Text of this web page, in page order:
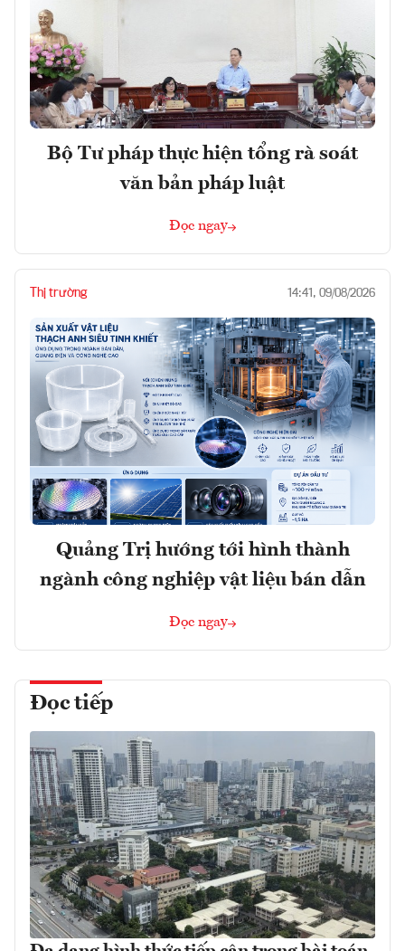
Bộ Tư pháp thực hiện tổng rà soát
văn bản pháp luật
Đọc ngay
Thị trường 14:41, 09/08/2026
Quảng Trị hướng tới hình thành
ngành công nghiệp vật liệu bán dẫn
Đọc ngay
Đọc tiếp